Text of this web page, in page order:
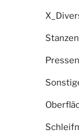
Stanzen